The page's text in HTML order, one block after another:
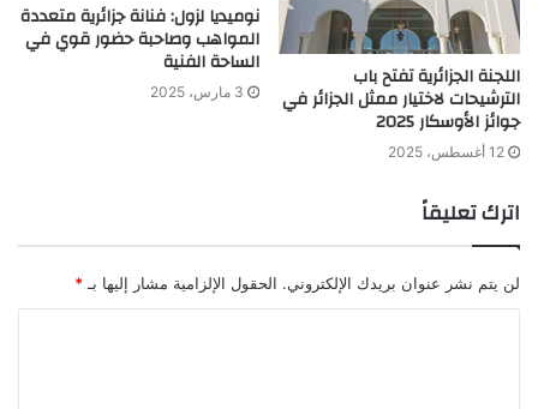
اللجنة الجزائرية تفتح باب
الترشيحات لاختيار ممثل الجزائر في
جوائز الأوسكار 2025
12 أغسطس، 2025
نوميديا لزول: فنانة جزائرية متعددة
المواهب وصاحبة حضور قوي في
الساحة الفنية
3 مارس، 2025
اترك تعليقاً
لن يتم نشر عنوان بريدك الإلكتروني. الحقول الإلزامية مشار إليها بـ *